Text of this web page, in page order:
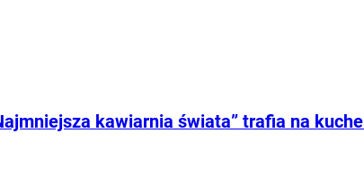
kawiarnia świata” trafia na